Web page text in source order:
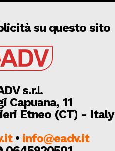
su questo sito
s.r.l.
Capuana, 11
Etneo (CT) - Italy
• info@eadv.it